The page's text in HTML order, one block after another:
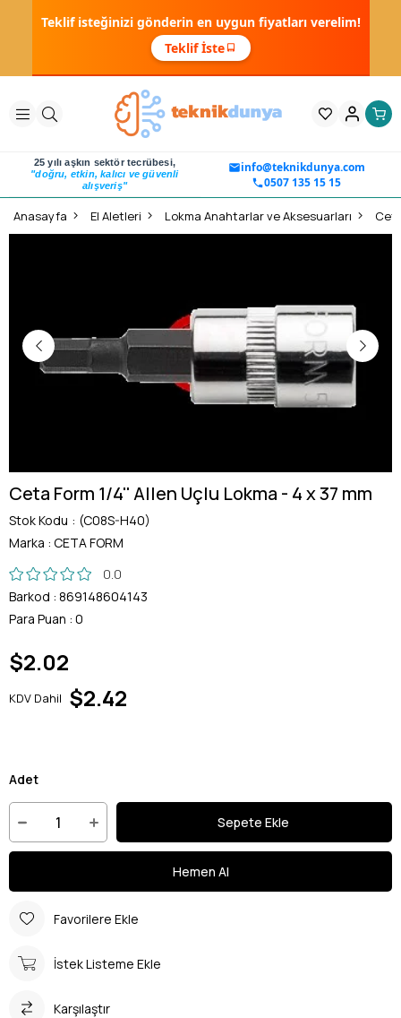
Teklif isteğinizi gönderin en uygun fiyatları verelim!
Teklif İste
25 yılı aşkın sektör tecrübesi,
"doğru, etkin, kalıcı ve güvenli
alışveriş"
info@teknikdunya.com
0507 135 15 15
Anasayfa El Aletleri Lokma Anahtarlar ve Aksesuarları
Ceta Form 1/4'' Allen Uçlu Lokma - 4 x 37 mm
Stok Kodu
(C08S-H40)
Marka : CETA FORM
0.0
Barkod : 869148604143
Para Puan : 0
$2.02
KDV Dahil $2.42
Adet
Favorilere Ekle
İstek Listeme Ekle
Karşılaştır